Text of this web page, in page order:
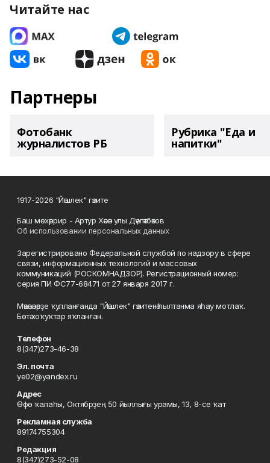
Читайте нас
Партнеры
Фотобанк
журналистов РБ
Рубрика "Еда и
напитки"
1917-2026 "Йәшлек" гәзите
Баш мөхәррир - Артур Хәсән улы Дәүләтбәков
Об использовании персональных данных
Зарегистрировано Федеральной службой по надзору в сфере
связи, информационных технологий и массовых
коммуникаций (РОСКОМНАДЗОР). Регистрационный номер:
серия ПИ ФС77-68471 от 27 января 2017 г.
Мәҡәләләрҙе ҡулланғанда "Йәшлек" гәзитенә һылтанма яһау мотлаҡ.
Бөтә хоҡуҡтар яҡланған.
Телефон
8(347)273-46-38
Эл. почта
ye02@yandex.ru
Адрес
Өфө ҡалаһы, Октябрҙең 50 йыллығы урамы, 13, 8-се ҡат
Рекламная служба
89174755304
Редакция
8(347)273-52-08